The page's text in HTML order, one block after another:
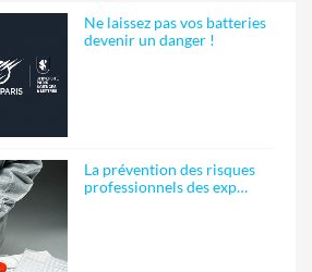
Ne laissez pas vos batteries
devenir un danger !
La prévention des risques
professionnels des exp…